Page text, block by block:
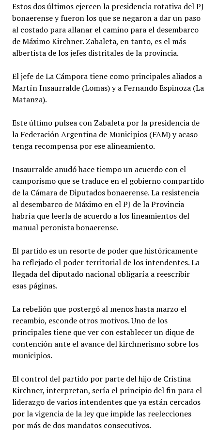
Estos dos últimos ejercen la presidencia rotativa del PJ
bonaerense y fueron los que se negaron a dar un paso
al costado para allanar el camino para el desembarco
de Máximo Kirchner. Zabaleta, en tanto, es el más
albertista de los jefes distritales de la provincia.
El jefe de La Cámpora tiene como principales aliados a
Martín Insaurralde (Lomas) y a Fernando Espinoza (La
Matanza).
Este último pulsea con Zabaleta por la presidencia de
la Federación Argentina de Municipios (FAM) y acaso
tenga recompensa por ese alineamiento.
Insaurralde anudó hace tiempo un acuerdo con el
camporismo que se traduce en el gobierno compartido
de la Cámara de Diputados bonaerense. La resistencia
al desembarco de Máximo en el PJ de la Provincia
habría que leerla de acuerdo a los lineamientos del
manual peronista bonaerense.
El partido es un resorte de poder que históricamente
ha reflejado el poder territorial de los intendentes. La
llegada del diputado nacional obligaría a reescribir
esas páginas.
La rebelión que postergó al menos hasta marzo el
recambio, esconde otros motivos. Uno de los
principales tiene que ver con establecer un dique de
contención ante el avance del kirchnerismo sobre los
municipios.
El control del partido por parte del hijo de Cristina
Kirchner, interpretan, sería el principio del fin para el
liderazgo de varios intendentes que ya están cercados
por la vigencia de la ley que impide las reelecciones
por más de dos mandatos consecutivos.